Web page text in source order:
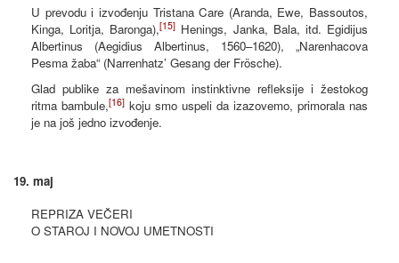
U prevodu i izvođenju Tristana Care (Aranda, Ewe, Bassoutos,
Kinga, Loritja, Baronga),[15] Henings, Janka, Bala, itd. Egidijus
Albertinus (Aegidius Albertinus, 1560–1620), „Narenhacova
Pesma žaba“ (Narrenhatz’ Gesang der Frösche).
Glad publike za mešavinom instinktivne refleksije i žestokog
ritma bambule,[16] koju smo uspeli da izazovemo, primorala nas
je na još jedno izvođenje.
19. maj
REPRIZA VEČERI
O STAROJ I NOVOJ UMETNOSTI